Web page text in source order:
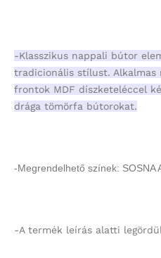
-Klasszikus nappali bútor
tradicionális stílust. Alkalmas
frontok MDF díszketeléccel
drága tömörfa bútorokat.
-Megrendelhető színek: SOSNA
-A termék leírás alatti